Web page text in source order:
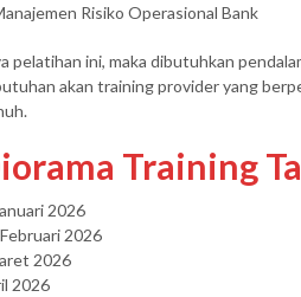
Risiko Operasional Bank
pelatihan ini, maka dibutuhkan
akan training provider yang
Training
2026
2026
2026
2026